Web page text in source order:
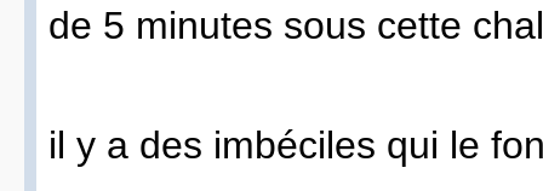
de 5 minutes sous cette
il y a des imbéciles qui le